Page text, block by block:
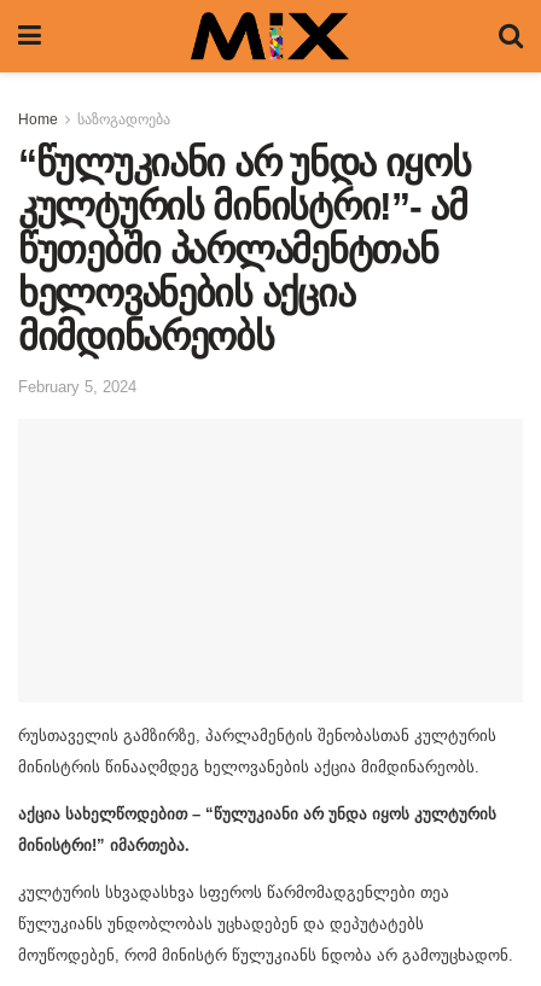
Home საზოგადოება
“წულუკიანი არ უნდა იყოს
კულტურის მინისტრი!”- ამ
წუთებში პარლამენტთან
ხელოვანების აქცია
მიმდინარეობს
February 5, 2024
რუსთაველის გამზირზე, პარლამენტის შენობასთან კულტურის
მინისტრის წინააღმდეგ ხელოვანების აქცია მიმდინარეობს.
აქცია სახელწოდებით – “წულუკიანი არ უნდა იყოს კულტურის
მინისტრი!” იმართება.
კულტურის სხვადასხვა სფეროს წარმომადგენლები თეა
წულუკიანს უნდობლობას უცხადებენ და დეპუტატებს
მოუწოდებენ, რომ მინისტრ წულუკიანს ნდობა არ გამოუცხადონ.